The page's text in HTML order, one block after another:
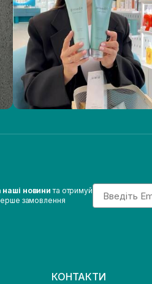
новини та отримуй
замовлення
Email
КОНТАКТИ